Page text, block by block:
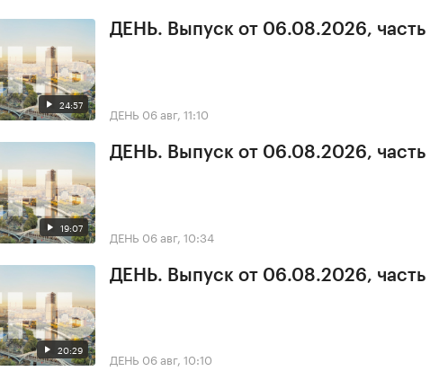
24:57
ДЕНЬ. Выпуск от 06.08.2026, часть
ДЕНЬ 06 авг, 11:10
19:07
ДЕНЬ. Выпуск от 06.08.2026, часть
ДЕНЬ 06 авг, 10:34
20:29
ДЕНЬ. Выпуск от 06.08.2026, часть
ДЕНЬ 06 авг, 10:10